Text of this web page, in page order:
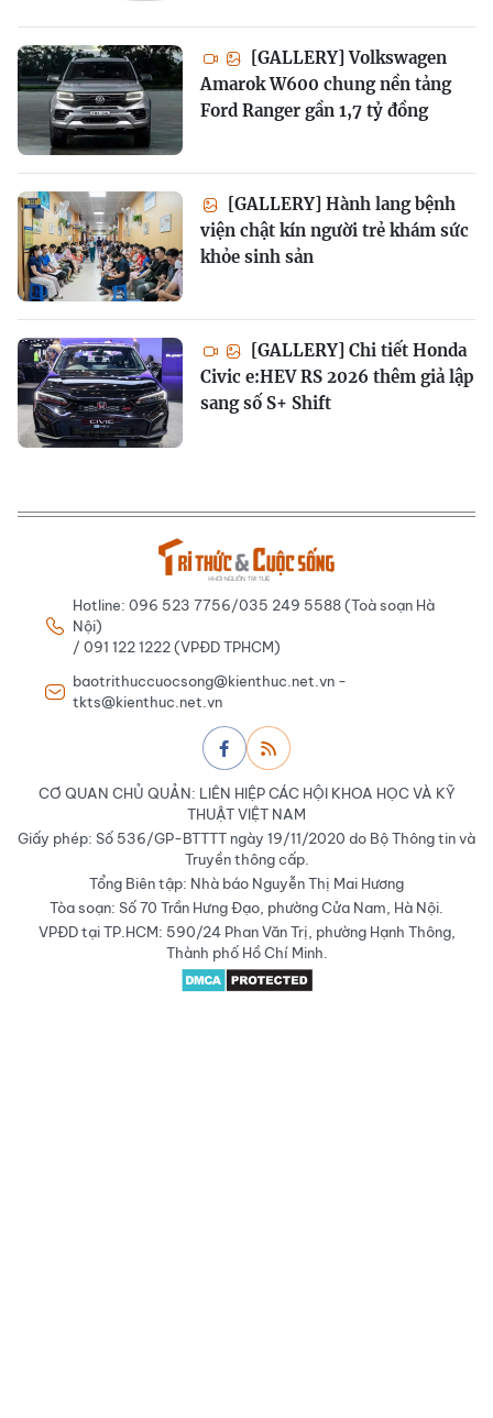
[GALLERY] Volkswagen
Amarok W600 chung nền tảng
Ford Ranger gần 1,7 tỷ đồng
[GALLERY] Hành lang bệnh
viện chật kín người trẻ khám sức
khỏe sinh sản
[GALLERY] Chi tiết Honda
Civic e:HEV RS 2026 thêm giả lập
sang số S+ Shift
Hotline: 096 523 7756/035 249 5588 (Toà soạn Hà
Nội)
/ 091 122 1222 (VPĐD TPHCM)
baotrithuccuocsong@kienthuc.net.vn -
tkts@kienthuc.net.vn
CƠ QUAN CHỦ QUẢN: LIÊN HIỆP CÁC HỘI KHOA HỌC VÀ KỸ
THUẬT VIỆT NAM
Giấy phép: Số 536/GP-BTTTT ngày 19/11/2020 do Bộ Thông tin và
Truyền thông cấp.
Tổng Biên tập: Nhà báo Nguyễn Thị Mai Hương
Tòa soạn: Số 70 Trần Hưng Đạo, phường Cửa Nam, Hà Nội.
VPĐD tại TP.HCM: 590/24 Phan Văn Trị, phường Hạnh Thông,
Thành phố Hồ Chí Minh.